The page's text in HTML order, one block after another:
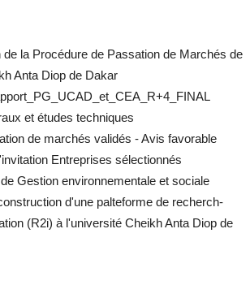
la Procédure de Passation de Marchés de
Anta Diop de Dakar
et études techniques
de marchés validés - Avis favorable
Entreprises sélectionnés
Gestion environnementale et sociale
d'une palteforme de recherch-
(R2i) à l'université Cheikh Anta Diop de